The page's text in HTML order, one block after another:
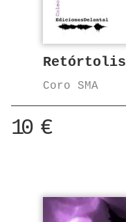
Retórtolis
Coro SMA
10 €